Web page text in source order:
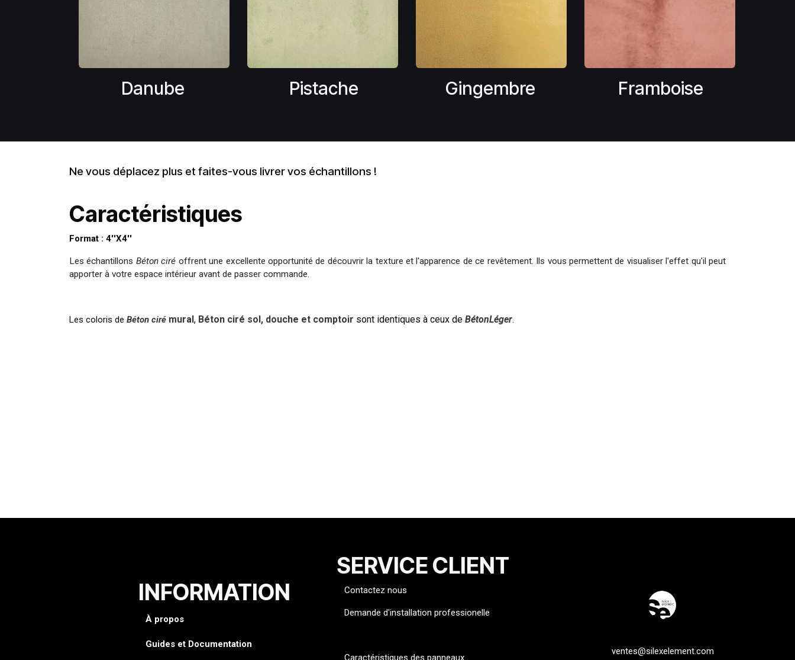
Danube Pistache Gingembre Framboise
Ne vous déplacez plus et faites-vous livrer vos échantillons !
Caractéristiques
Format : 4''X4''
Les échantillons Béton ciré offrent une excellente opportunité de découvrir la texture et l'apparence de ce revêtement. Ils vous permettent de visualiser l'effet qu'il peut
apporter à votre espace intérieur avant de passer commande.
Les coloris de Béton ciré mural , Béton ciré sol, douche et comptoir sont identiques à ceux de BétonLéger.
INFORMATION
À propos
Guides et Documentation
SERVICE CLIENT
Contactez nous
Demande d'installation professionelle
Caractéristiques des panneaux
ventes@silexelement.com